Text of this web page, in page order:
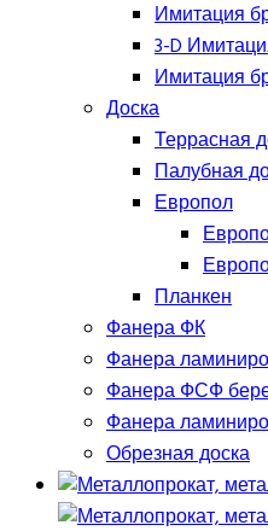
Имитация
3-D
Имитация
Доска
Террасная
Палубная
Европол
Планкен
Фанера ФК
Фанера
Фанера ФСФ
Фанера
Обрезная доска